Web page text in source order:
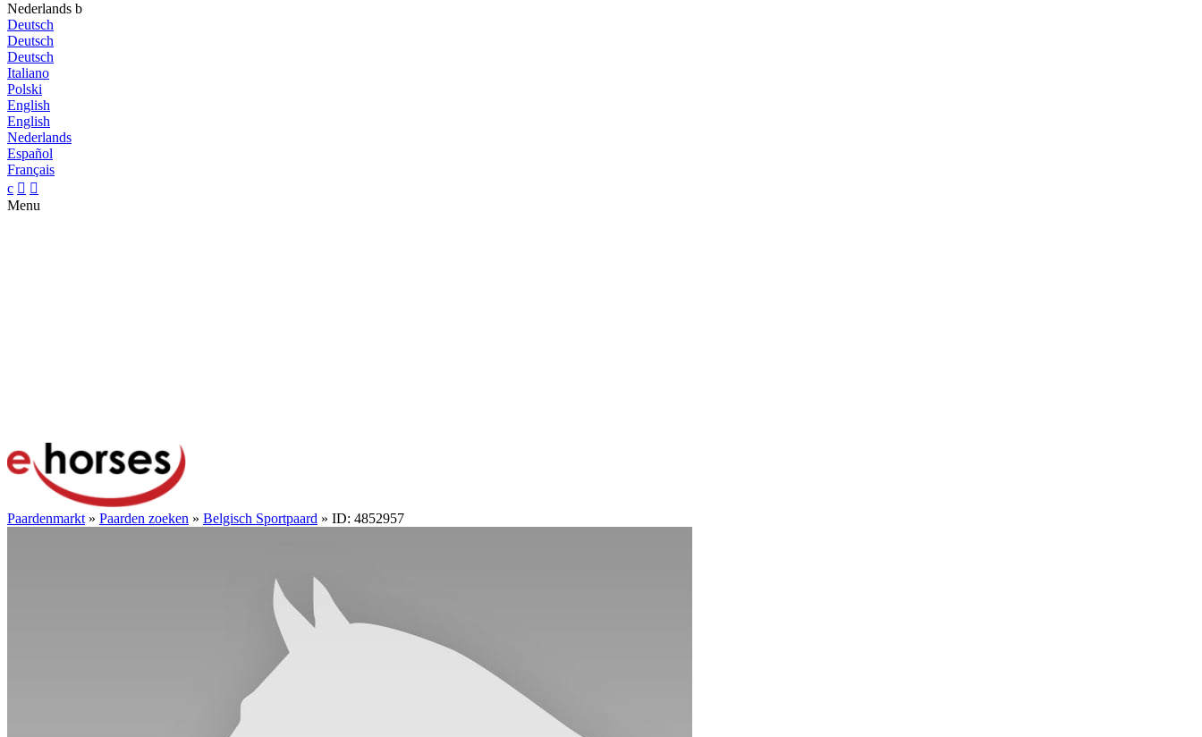
Nederlands b
Deutsch
Deutsch
Deutsch
Italiano
Polski
English
English
Nederlands
Español
Français
c  
Menu
Paardenmarkt » Paarden zoeken » Belgisch Sportpaard » ID: 4852957